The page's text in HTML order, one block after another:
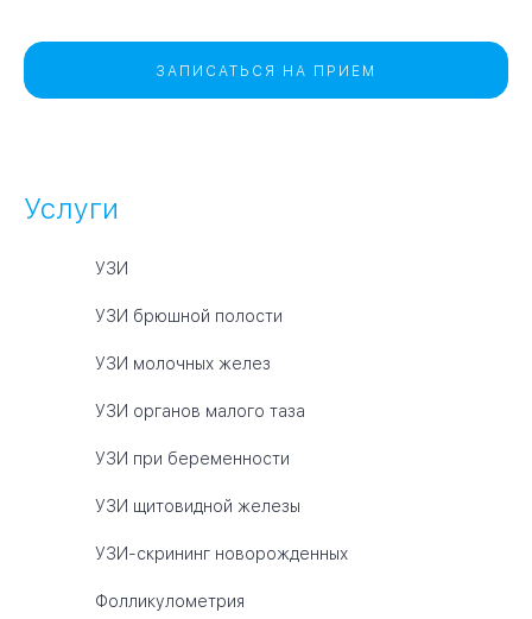
ЗАПИСАТЬСЯ НА ПРИЕМ
Услуги
УЗИ
УЗИ брюшной полости
УЗИ молочных желез
УЗИ органов малого таза
УЗИ при беременности
УЗИ щитовидной железы
УЗИ-скрининг новорожденных
Фолликулометрия